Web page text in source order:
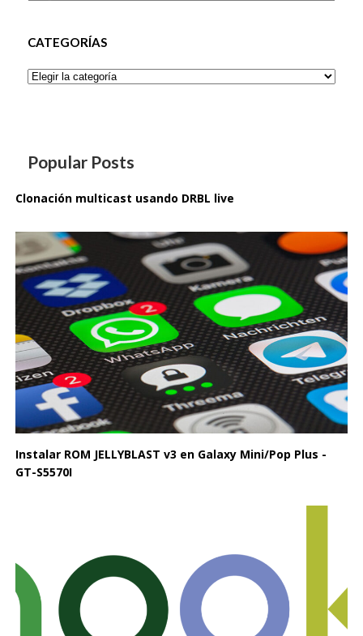
CATEGORÍAS
Categorías
Popular Posts
Clonación multicast usando DRBL live
Instalar ROM JELLYBLAST v3 en Galaxy Mini/Pop Plus -
GT-S5570I